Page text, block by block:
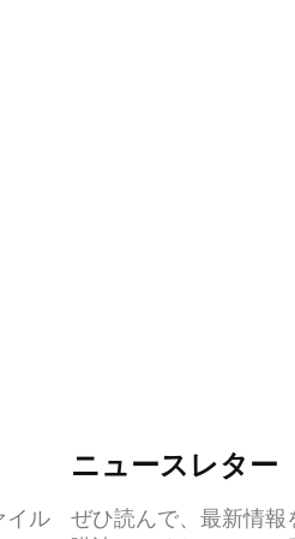
イル
ニュースレター
ぜひ読んで、最新情報